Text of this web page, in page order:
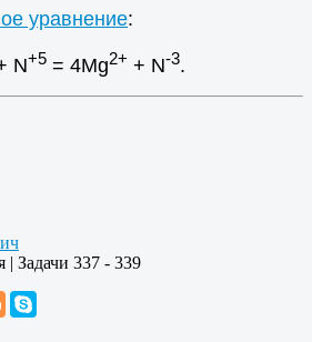
уравнение:
N+5= 4Mg2+ + N-3.
| Задачи 337 - 339